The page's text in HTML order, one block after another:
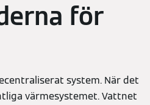
för
system. När det
värmesystemet. Vattnet